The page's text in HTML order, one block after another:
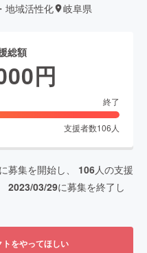
地域活性化 岐阜県
総額
円
終了
支援者数106 人
に募集を開始し、 106人の支援
2023/03/29に募集を終了し
をやってほしい